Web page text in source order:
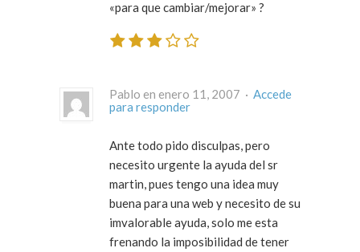
«para que cambiar/mejorar» ?
Pablo en enero 11, 2007 · Accede
para responder
Ante todo pido disculpas, pero
necesito urgente la ayuda del sr
martin, pues tengo una idea muy
buena para una web y necesito de su
imvalorable ayuda, solo me esta
frenando la imposibilidad de tener